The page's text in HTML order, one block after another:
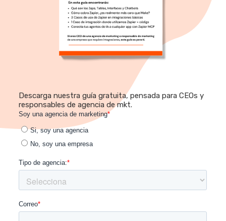
Descarga nuestra guía gratuita, pensada para CEOs y
responsables de agencia de mkt.